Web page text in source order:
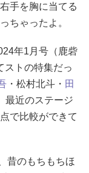
手を胸に当てる
ちゃったよ。
年1月号（鹿砦
ストの特集だっ
・松村北斗・ 田
最近のステージ
で比較ができて
昔のもちもちほ